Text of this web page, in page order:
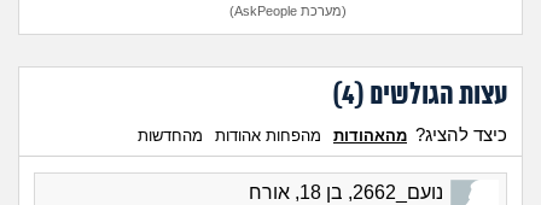
יוקר המחיה
(מערכת AskPeople)
עצות הגולשים (4
)
כיצד להציג? מהאהודות מהפחות אהודות מהחדשות
נועם_2662, בן 18, אורח